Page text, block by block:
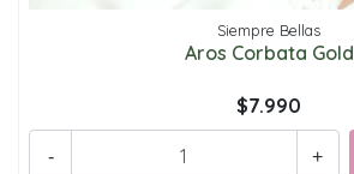
Siempre Bellas
Aros Corbata Gold
$7.990
+
-